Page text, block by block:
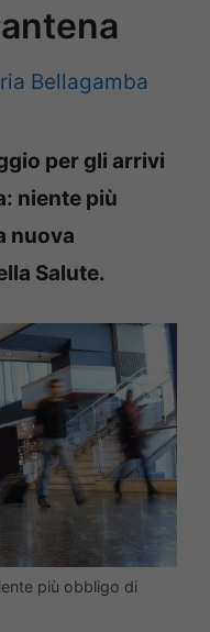
Bellagamba
per gli arrivi
niente più
nuova
Salute.
più obbligo di